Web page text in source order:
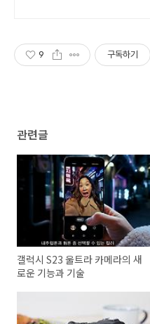
9 구독하기
관련글
갤럭시 S23 울트라 카메라의 새
로운 기능과 기술